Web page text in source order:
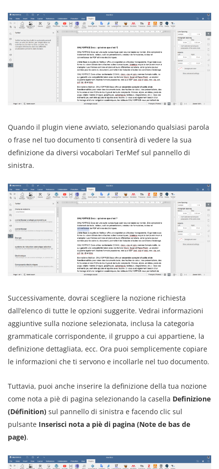
Quando il plugin viene avviato, selezionando qualsiasi parola
o frase nel tuo documento ti consentirà di vedere la sua
definizione da diversi vocabolari TerMef sul pannello di
sinistra.
Successivamente, dovrai scegliere la nozione richiesta
dall’elenco di tutte le opzioni suggerite. Vedrai informazioni
aggiuntive sulla nozione selezionata, inclusa la categoria
grammaticale corrispondente, il gruppo a cui appartiene, la
definizione dettagliata, ecc. Ora puoi semplicemente copiare
le informazioni che ti servono e incollarle nel tuo documento.
Tuttavia, puoi anche inserire la definizione della tua nozione
come nota a piè di pagina selezionando la casella Definizione
(Définition) sul pannello di sinistra e facendo clic sul
pulsante Inserisci nota a piè di pagina (Note de bas de
page).